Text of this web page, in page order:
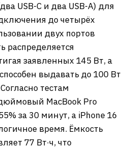
USB-C и два USB-A) для
до четырёх
двух портов
распределяется
заявленных 145 Вт, а
выдавать до 100 Вт
тестам
MacBook Pro
за 30 минут, а iPhone 16
время. Ёмкость
77 Вт·ч, что